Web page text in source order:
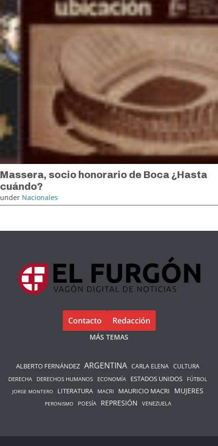
Massera, socio honorario de Boca ¿Hasta
cuándo?
under Nacionales
Contacto Redacción
MÁS TEMAS
ALBERTO FERNÁNDEZ ARGENTINA CARLA ELENA CULTURA
DERECHA
DERECHOS HUMANOS ECONOMÍA ESTADOS UNIDOS FÚTBOL
JORGE MONTERO LITERATURA MACRI MAURICIO MACRI MUJERES
PERONISMO POESÍA REPRESIÓN VENEZUELA